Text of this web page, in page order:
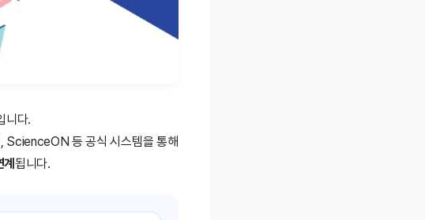
니다.
ScienceON 등 공식 시스템을 통해
됩니다.